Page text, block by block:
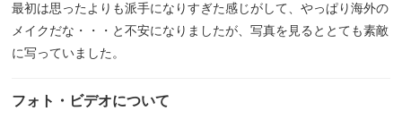
最初は思ったよりも派手になりすぎた感じがして、やっぱり海外の
メイクだな・・・と不安になりましたが、写真を見るととても素敵
に写っていました。
フォト・ビデオについて